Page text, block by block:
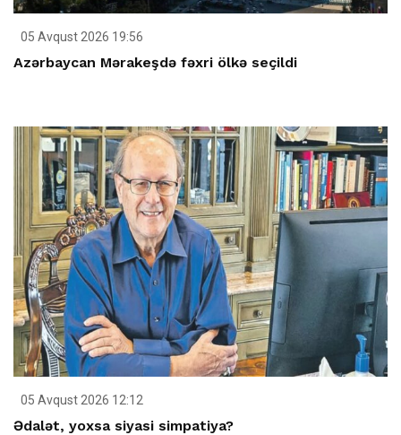
05 Avqust 2026 19:56
Azərbaycan Mərakeşdə fəxri ölkə seçildi
05 Avqust 2026 12:12
Ədalət, yoxsa siyasi simpatiya?